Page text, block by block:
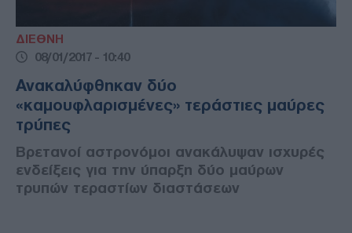
ΔΙΕΘΝΗ
08/01/2017 - 10:40
Ανακαλύφθηκαν δύο
«καμουφλαρισμένες» τεράστιες μαύρες
τρύπες
Βρετανοί αστρονόμοι ανακάλυψαν ισχυρές
ενδείξεις για την ύπαρξη δύο μαύρων
τρυπών τεραστίων διαστάσεων